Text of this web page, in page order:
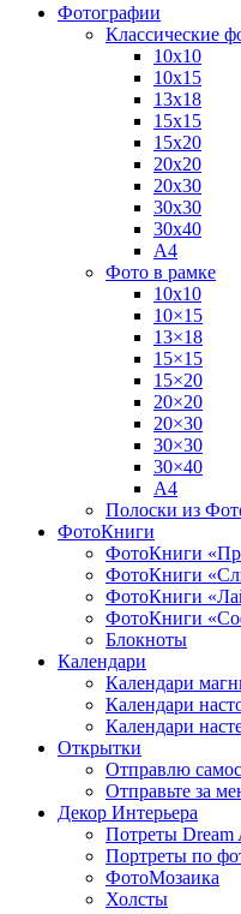
Фотографии
Классические
10х10
10х15
13х18
15х15
15х20
20х20
20х30
30х30
30х40
А4
Фото в рамке
10х10
10×15
13×18
15×15
15×20
20×20
20×30
30×30
30×40
A4
Полоски из
ФотоКниги
ФотоКниги
ФотоКниги
ФотоКниги
ФотоКниги
Блокноты
Календари
Календари
Календари
Календари
Открытки
Отправлю
Отправьте за
Декор Интерьера
Потреты Dream
Портреты по
ФотоМозаика
Холсты